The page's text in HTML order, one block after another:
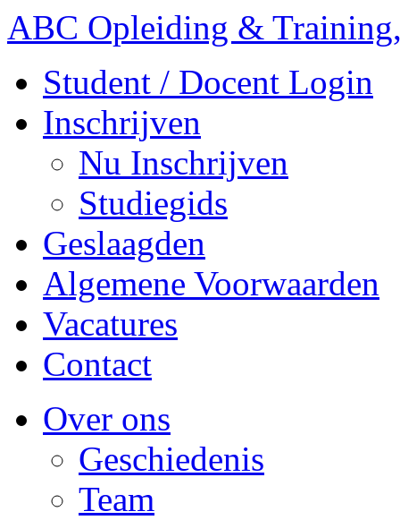
ABC Opleiding &
Student / Docent Login
Inschrijven
Nu Inschrijven
Studiegids
Geslaagden
Algemene Voorwaarden
Vacatures
Contact
Over ons
Geschiedenis
Team